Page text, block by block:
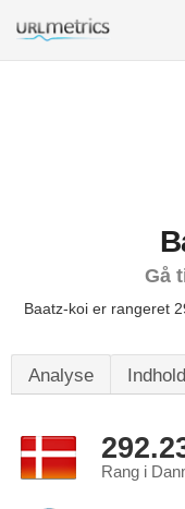
Gå
Baatz-koi er rangeret
Analyse Indhold
Rang i